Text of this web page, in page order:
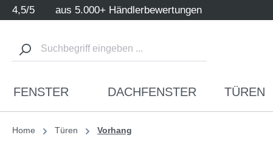
Hauptinhalt springen
Zur Suche springen
Zur Hauptnavigation springen
4,5/5 aus 5.000+ Händlerbewertungen
FENSTER DACHFENSTER TÜREN
Home Türen Vorhang